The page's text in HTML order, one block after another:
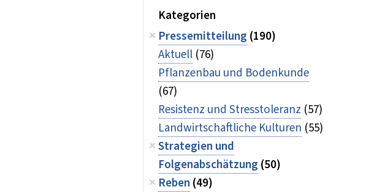
Kategorien
Pressemitteilung (190)
Aktuell (76)
Pflanzenbau und Bodenkunde
(67)
Resistenz und Stresstoleranz (57)
Landwirtschaftliche Kulturen (55)
Strategien und
Folgenabschätzung (50)
Reben (49)